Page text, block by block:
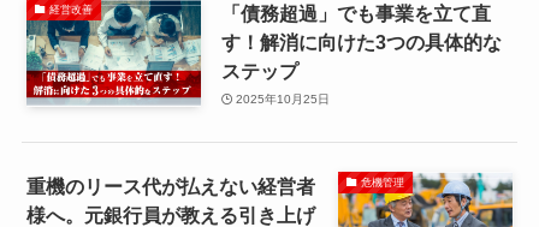
経営改善
「債務超過」でも事業を立て直
す！解消に向けた3つの具体的な
ステップ
2025年10月25日
危機管理
重機のリース代が払えない経営者
様へ。元銀行員が教える引き上げ